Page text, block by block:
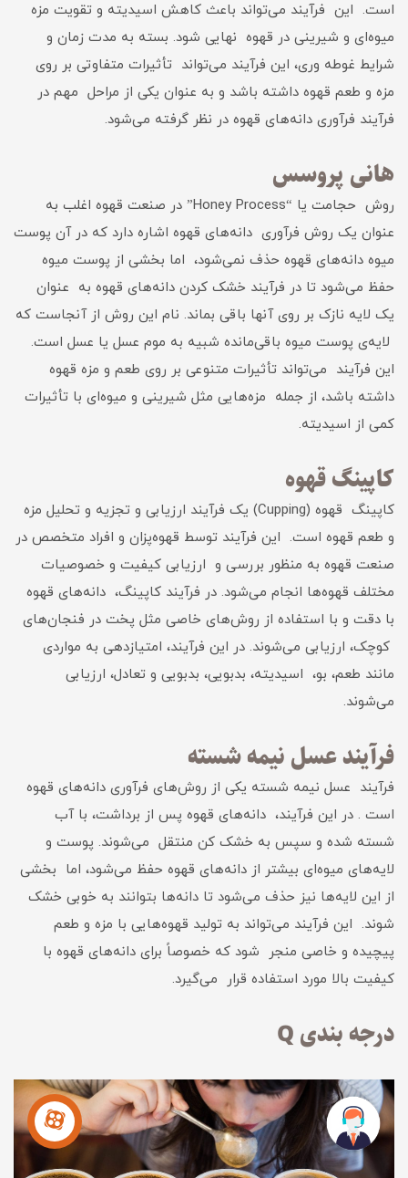
است. این فرآیند می‌تواند باعث کاهش اسیدیته و تقویت مزه
میوه‌ای و شیرینی در قهوه نهایی شود. بسته به مدت زمان و
شرایط غوطه وری، این فرآیند می‌تواند تأثیرات متفاوتی بر روی
مزه و طعم قهوه داشته باشد و به عنوان یکی از مراحل مهم در
فرآیند فرآوری دانه‌های قهوه در نظر گرفته می‌شود.
هانی پروسس
روش حجامت یا “Honey Process” در صنعت قهوه اغلب به
عنوان یک روش فرآوری دانه‌های قهوه اشاره دارد که در آن پوست
میوه دانه‌های قهوه حذف نمی‌شود، اما بخشی از پوست میوه
حفظ می‌شود تا در فرآیند خشک کردن دانه‌های قهوه به عنوان
یک لایه نازک بر روی آنها باقی بماند. نام این روش از آنجاست که
لایه‌ی پوست میوه باقی‌مانده شبیه به موم عسل یا عسل است.
این فرآیند می‌تواند تأثیرات متنوعی بر روی طعم و مزه قهوه
داشته باشد، از جمله مزه‌هایی مثل شیرینی و میوه‌ای با تأثیرات
کمی از اسیدیته.
کاپینگ قهوه
کاپینگ قهوه (Cupping) یک فرآیند ارزیابی و تجزیه و تحلیل مزه
و طعم قهوه است. این فرآیند توسط قهوه‌پزان و افراد متخصص در
صنعت قهوه به منظور بررسی و ارزیابی کیفیت و خصوصیات
مختلف قهوه‌ها انجام می‌شود. در فرآیند کاپینگ، دانه‌های قهوه
با دقت و با استفاده از روش‌های خاصی مثل پخت در فنجان‌های
کوچک، ارزیابی می‌شوند. در این فرآیند، امتیازدهی به مواردی
مانند طعم، بو، اسیدیته، بدبویی، بدبویی و تعادل، ارزیابی
می‌شوند.
فرآیند عسل نیمه شسته
فرآیند عسل نیمه شسته یکی از روش‌های فرآوری دانه‌های قهوه
است . در این فرآیند، دانه‌های قهوه پس از برداشت، با آب
شسته شده و سپس به خشک کن منتقل می‌شوند. پوست و
لایه‌های میوه‌ای بیشتر از دانه‌های قهوه حفظ می‌شود، اما بخشی
از این لایه‌ها نیز حذف می‌شود تا دانه‌ها بتوانند به خوبی خشک
شوند. این فرآیند می‌تواند به تولید قهوه‌هایی با مزه و طعم
پیچیده و خاصی منجر شود که خصوصاً برای دانه‌های قهوه با
کیفیت بالا مورد استفاده قرار می‌گیرد.
درجه بندی Q